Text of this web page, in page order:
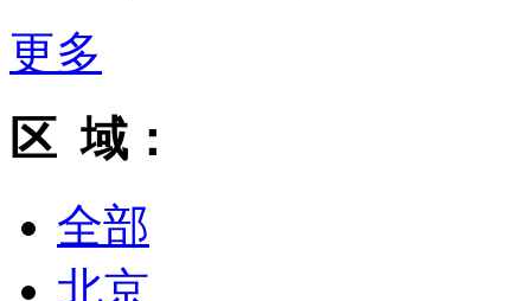
更多
区 域：
全部
北京